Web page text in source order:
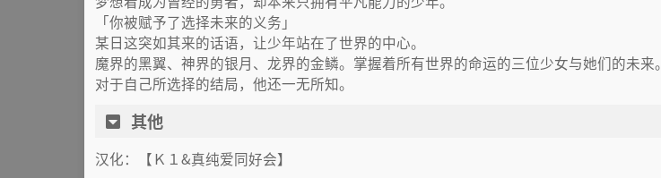
「你被赋予了选择未来的义务」
某日这突如其来的话语，让少年站在了世界的中心。
魔界的黑翼、神界的银月、龙界的金鳞。掌握着所有世界的命运的三位少女与她们的未来。
对于自己所选择的结局，他还一无所知。
其他
汉化：【Ｋ１&真纯爱同好会】